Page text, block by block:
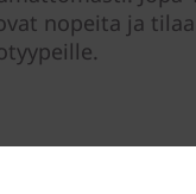
nopeita ja